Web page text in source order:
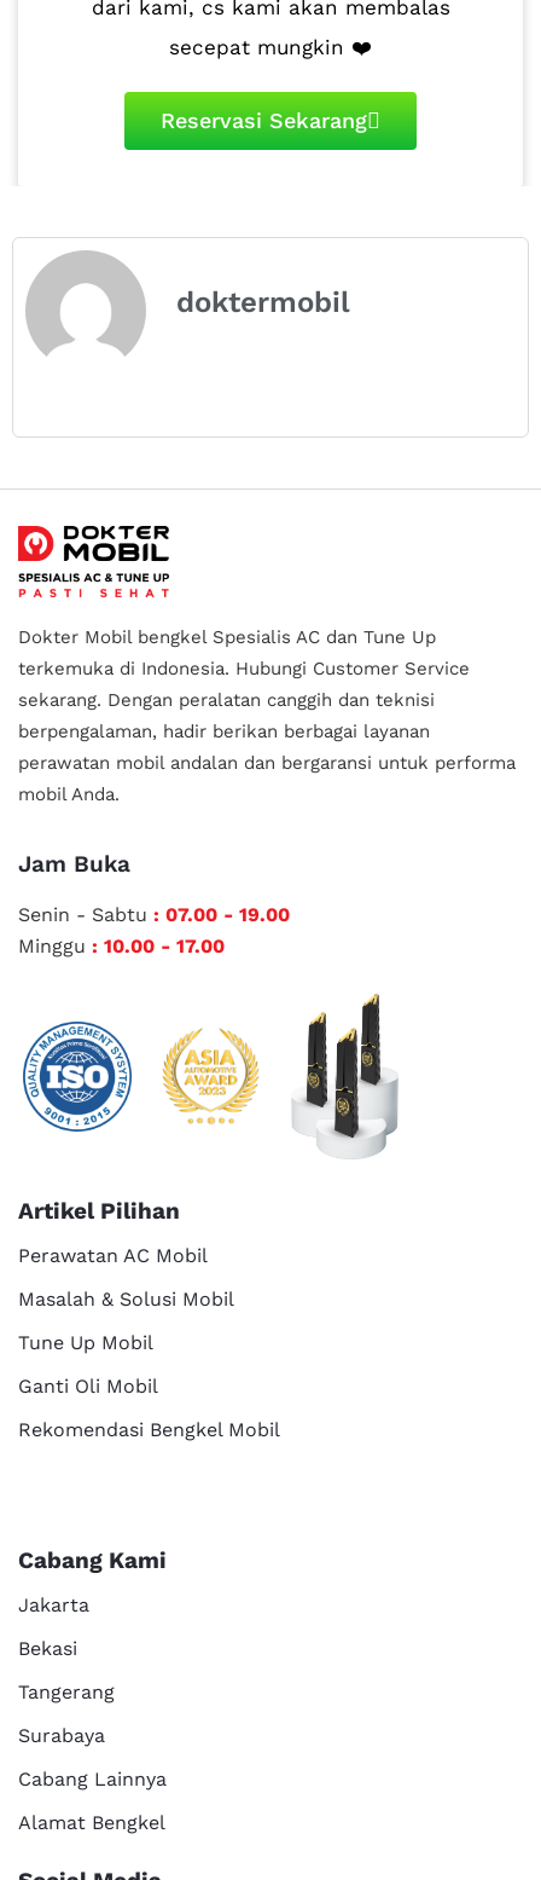
dari kami, cs kami akan membalas
secepat mungkin ❤️
Reservasi Sekarang
doktermobil
Dokter Mobil bengkel Spesialis AC dan Tune Up
terkemuka di Indonesia. Hubungi Customer Service
sekarang. Dengan peralatan canggih dan teknisi
berpengalaman, hadir berikan berbagai layanan
perawatan mobil andalan dan bergaransi untuk performa
mobil Anda.
Jam Buka
Senin - Sabtu : 07.00 - 19.00
Minggu : 10.00 - 17.00
Artikel Pilihan
Perawatan AC Mobil
Masalah & Solusi Mobil
Tune Up Mobil
Ganti Oli Mobil
Rekomendasi Bengkel Mobil
Cabang Kami
Jakarta
Bekasi
Tangerang
Surabaya
Cabang Lainnya
Alamat Bengkel